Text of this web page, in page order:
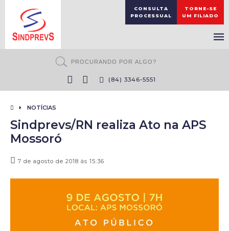
CONSULTA
PROCESSUAL
TORNE-SE
UM FILIADO
(84) 3346-5551
NOTÍCIAS
Sindprevs/RN realiza Ato na APS
Mossoró
7 de agosto de 2018 às 15:36